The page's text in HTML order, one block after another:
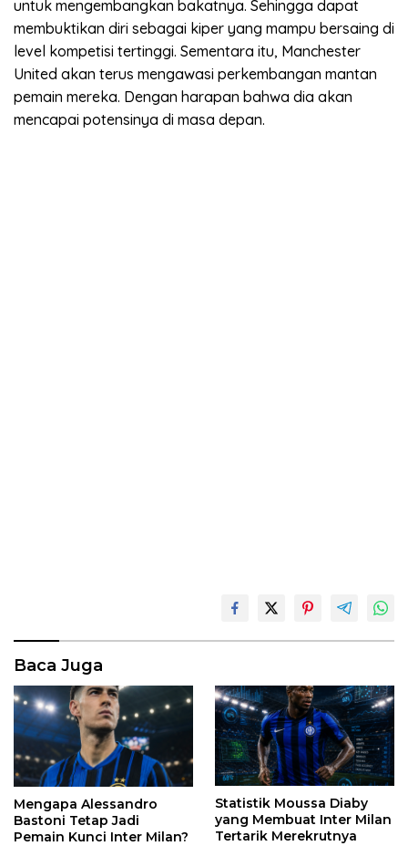
untuk mengembangkan bakatnya. Sehingga dapat
membuktikan diri sebagai kiper yang mampu bersaing di
level kompetisi tertinggi. Sementara itu, Manchester
United akan terus mengawasi perkembangan mantan
pemain mereka. Dengan harapan bahwa dia akan
mencapai potensinya di masa depan.
Baca Juga
Mengapa Alessandro
Bastoni Tetap Jadi
Pemain Kunci Inter Milan?
Statistik Moussa Diaby
yang Membuat Inter Milan
Tertarik Merekrutnya